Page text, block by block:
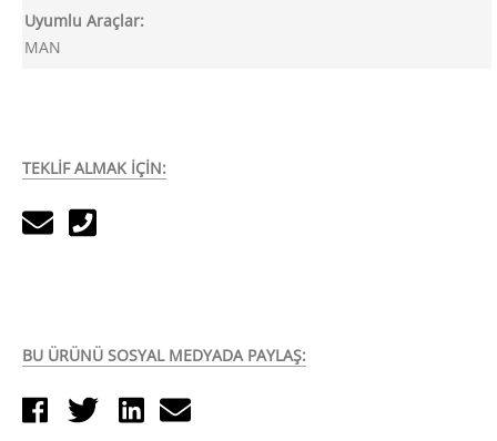
Uyumlu Araçlar:
MAN
TEKLİF ALMAK İÇİN:
BU ÜRÜNÜ SOSYAL MEDYADA PAYLAŞ: